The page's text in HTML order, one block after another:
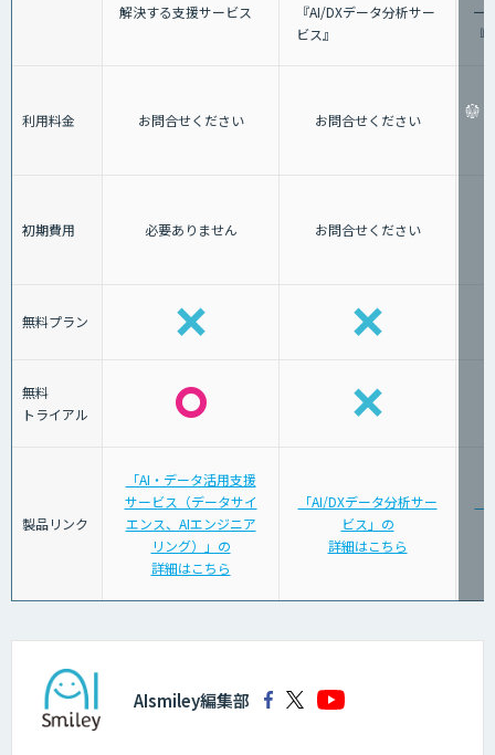
解決する支援サービス
『AI/DXデータ分析サー
ビス』
ー
利用料金 お問合せください お問合せください
初期費用 必要ありません お問合せください
無料プラン
無料
トライアル
製品リンク
「AI・データ活用支援
サービス（データサイ
エンス、AIエンジニア
リング）」の
詳細はこちら
「AI/DXデータ分析サー
ビス」の
詳細はこちら
AIsmiley編集部